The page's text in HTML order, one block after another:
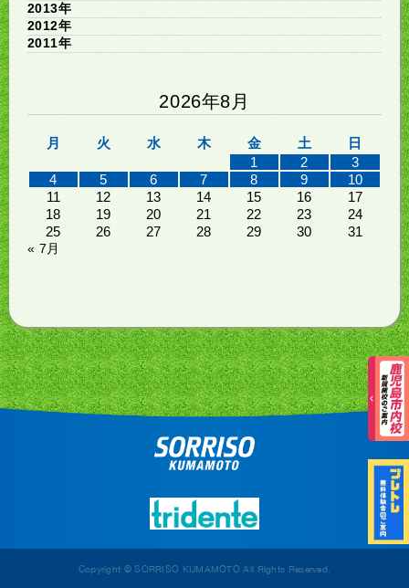
2013年
2012年
2011年
2026年8月
月 火 水 木 金 土
日
1
2
3
4
5 6 7 8 9
10
11
12 13 14 15 16
17
18
19 20 21 22 23
24
25
26 27 28 29 30 31
« 7月
Copyright © SORRISO KUMAMOTO All Rights Reserved.